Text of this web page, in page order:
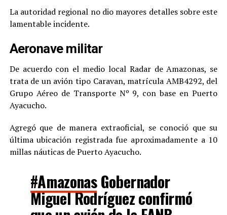
La autoridad regional no dio mayores detalles sobre este
lamentable incidente.
Aeronave militar
De acuerdo con el medio local Radar de Amazonas, se
trata de un avión tipo Caravan, matrícula AMB4292, del
Grupo Aéreo de Transporte Nº 9, con base en Puerto
Ayacucho.
Agregó que de manera extraoficial, se conoció que su
última ubicación registrada fue aproximadamente a 10
millas náuticas de Puerto Ayacucho.
#AmazonasGobernador
Miguel Rodríguez confirmó